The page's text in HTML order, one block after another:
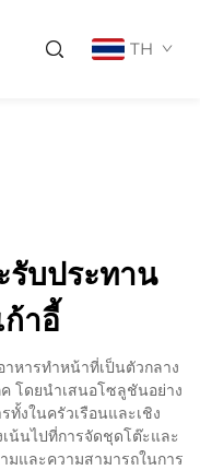
TH
รับประทาน
าอี้
หารทำหน้าที่เป็นตัวกลาง
โดยนำเสนอโซลูชันอย่าง
งในครัวเรือนและเชิง
น้นไปที่การจัดชุดโต๊ะและ
มและความสามารถในการ